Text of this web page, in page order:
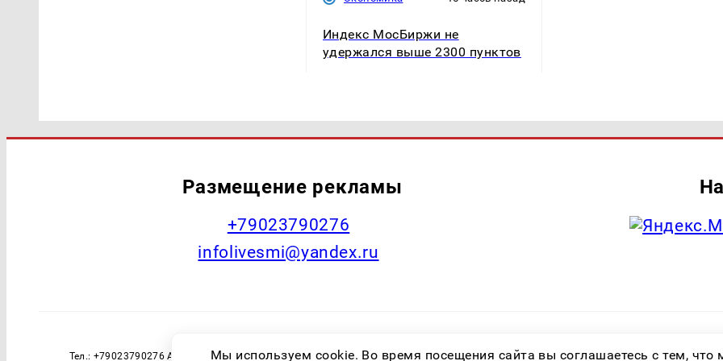
Индекс МосБиржи не
удержался выше 2300 пунктов
Размещение рекламы
+79023790276
infolivesmi@yandex.ru
Тел.: +79023790276 Адрес эл. почты: infolivesmi@yandex.ru Знак информационной продукции: 16+ Зарегистрировавший орган:
Мы используем cookie. Во время посещения сайта вы соглашаетесь с тем,